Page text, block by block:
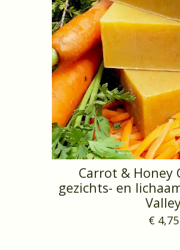
Carrot & Honey
gezichts- en
€ 4,75